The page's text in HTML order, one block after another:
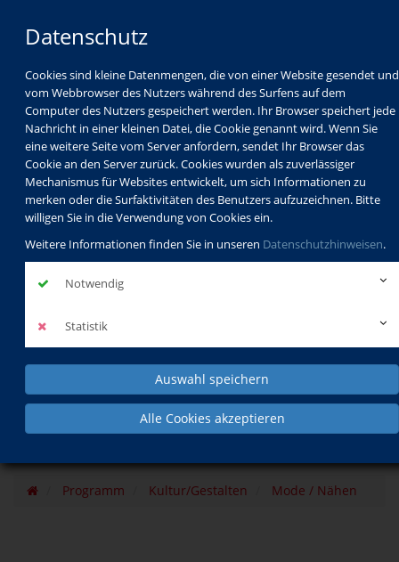
Datenschutz
Cookies sind kleine Datenmengen, die von einer Website gesendet und
vom Webbrowser des Nutzers während des Surfens auf dem
Computer des Nutzers gespeichert werden. Ihr Browser speichert jede
Nachricht in einer kleinen Datei, die Cookie genannt wird. Wenn Sie
eine weitere Seite vom Server anfordern, sendet Ihr Browser das
Cookie an den Server zurück. Cookies wurden als zuverlässiger
Mechanismus für Websites entwickelt, um sich Informationen zu
merken oder die Surfaktivitäten des Benutzers aufzuzeichnen. Bitte
willigen Sie in die Verwendung von Cookies ein.
Weitere Informationen finden Sie in unseren Datenschutzhinweisen.
Notwendig
Statistik
Auswahl speichern
Alle Cookies akzeptieren
Programm
Schulabschlüsse
Schulkindbetreuung
Service
Programm Kultur/Gestalten Mode / Nähen